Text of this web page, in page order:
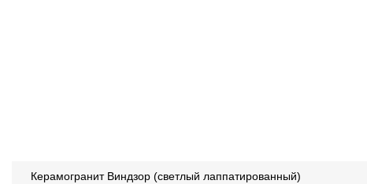
Керамогранит Виндзор (светлый лаппатированный)